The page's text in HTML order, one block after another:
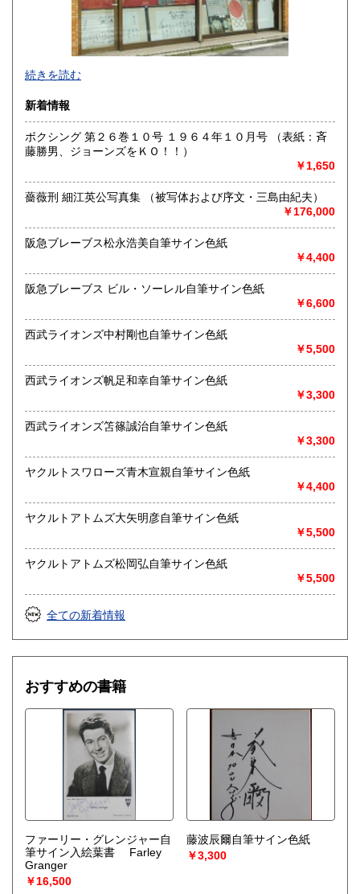
1,440円 大分県
1,440円 鹿児島県
沖縄県
色紙・掛軸・書簡・原稿・芸能人のサインなどの肉筆類、野
球をはじめスポーツ関連書籍やユニホーム・バット・グロー
沿線名：都営新宿線・三田線、東京メトロ半蔵門線
最寄駅：神保町駅A7出口徒歩3分・JRお茶の水駅徒歩8分
営業時間：11:00〜18:00
書籍の買取について
色紙・掛軸・書簡・原稿・芸能人のサインなどの肉筆類、野
球をはじめスポーツ関連の書籍やユニホーム・バット・グロ
ーブなどの実使用品・記念品を専門的に扱っています。
取り扱い分野
続きを読む
新着情報
ボクシング 第２６巻１０号 １９６４年１０月号 （表紙：斉
藤勝男、ジョーンズをＫＯ！！）
￥1,650
薔薇刑 細江英公写真集 （被写体および序文・三島由紀夫）
￥176,000
阪急ブレーブス松永浩美自筆サイン色紙
￥4,400
阪急ブレーブス ビル・ソーレル自筆サイン色紙
￥6,600
西武ライオンズ中村剛也自筆サイン色紙
￥5,500
西武ライオンズ帆足和幸自筆サイン色紙
￥3,300
西武ライオンズ笘篠誠治自筆サイン色紙
￥3,300
ヤクルトスワローズ青木宣親自筆サイン色紙
￥4,400
ヤクルトアトムズ大矢明彦自筆サイン色紙
￥5,500
ヤクルトアトムズ松岡弘自筆サイン色紙
￥5,500
全ての新着情報
おすすめの書籍
ファーリー・グレンジャー自
筆サイン入絵葉書 Farley
Granger
￥16,500
藤波辰爾自筆サイン色紙
￥3,300